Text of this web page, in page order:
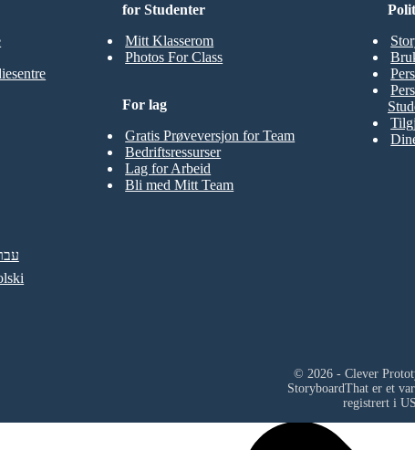
for Studenter
Mitt Klasserom
Photos For Class
For lag
Gratis Prøveversjon for Team
Bedriftsressurser
Lag for Arbeid
Bli med Mitt Team
© 2026 - Clever
StoryboardThat er et
registrert i